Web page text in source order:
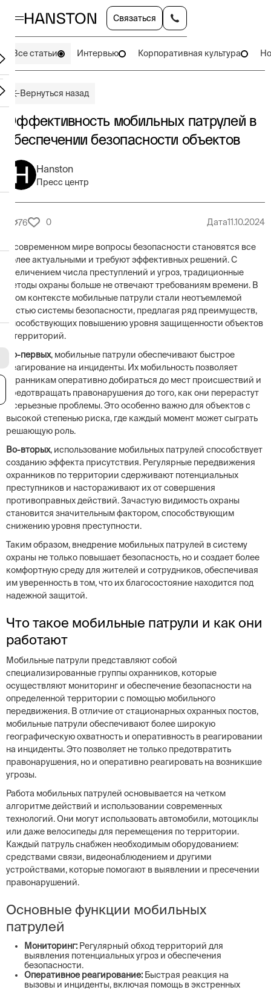
Связаться
Все статьи Интервью Корпоративная культура
Вернуться назад
Эффективность мобильных патрулей в
обеспечении безопасности объектов
Hanston
Пресс центр
76 0 Дата11.10.2024
В современном мире вопросы безопасности становятся все
более актуальными и требуют эффективных решений. С
увеличением числа преступлений и угроз, традиционные
методы охраны больше не отвечают требованиям времени. В
этом контексте мобильные патрули стали неотъемлемой
частью системы безопасности, предлагая ряд преимуществ,
способствующих повышению уровня защищенности объектов
и территорий.
Во-первых, мобильные патрули обеспечивают быстрое
реагирование на инциденты. Их мобильность позволяет
охранникам оперативно добираться до мест происшествий и
предотвращать правонарушения до того, как они перерастут
в серьезные проблемы. Это особенно важно для объектов с
высокой степенью риска, где каждый момент может сыграть
решающую роль.
Во-вторых, использование мобильных патрулей способствует
созданию эффекта присутствия. Регулярные передвижения
охранников по территории сдерживают потенциальных
преступников и настораживают их от совершения
противоправных действий. Зачастую видимость охраны
становится значительным фактором, способствующим
снижению уровня преступности.
Таким образом, внедрение мобильных патрулей в систему
охраны не только повышает безопасность, но и создает более
комфортную среду для жителей и сотрудников, обеспечивая
им уверенность в том, что их благосостояние находится под
надежной защитой.
Что такое мобильные патрули и как они
работают
Мобильные патрули представляют собой
специализированные группы охранников, которые
осуществляют мониторинг и обеспечение безопасности на
определенной территории с помощью мобильного
передвижения. В отличие от стационарных охранных постов,
мобильные патрули обеспечивают более широкую
географическую охватность и оперативность в реагировании
на инциденты. Это позволяет не только предотвратить
правонарушения, но и оперативно реагировать на возникшие
угрозы.
Работа мобильных патрулей основывается на четком
алгоритме действий и использовании современных
технологий. Они могут использовать автомобили, мотоциклы
или даже велосипеды для перемещения по территории.
Каждый патруль снабжен необходимым оборудованием:
средствами связи, видеонаблюдением и другими
устройствами, которые помогают в выявлении и пресечении
правонарушений.
Основные функции мобильных
патрулей
Мониторинг: Регулярный обход территорий для
выявления потенциальных угроз и обеспечения
безопасности.
Оперативное реагирование: Быстрая реакция на
вызовы и инциденты, включая помощь в экстренных